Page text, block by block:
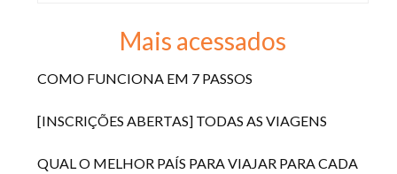
Mais acessados
COMO FUNCIONA EM 7 PASSOS
[INSCRIÇÕES ABERTAS] TODAS AS VIAGENS
QUAL O MELHOR PAÍS PARA VIAJAR PARA CADA